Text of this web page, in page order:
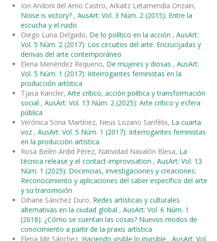
Ion Andoni del Amo Castro, Arkaitz Letamendia Onzain,
Noise is victory? , AusArt: Vol. 3 Núm. 2 (2015): Entre la
escucha y el ruido
Diego Luna Delgado, De lo político en la acción , AusArt:
Vol. 5 Núm. 2 (2017): Los circuitos del arte: Encrucijadas y
derivas del arte contemporáneo
Elena Menéndez Requeno, De mujeres y diosas , AusArt:
Vol. 5 Núm. 1 (2017): Interrogantes feministas en la
producción artística
Tjasa Kancler, Arte crítico, acción política y transformación
social , AusArt: Vol. 13 Núm. 2 (2025): Arte crítico y esfera
pública
Verónica Soria Martínez, Neus Lozano Sanfèlix, La cuarta
voz , AusArt: Vol. 5 Núm. 1 (2017): Interrogantes feministas
en la producción artística
Rosa Belén Ardid Pérez, Natividad Navalón Blesa, La
técnica release y el contact-improvisation , AusArt: Vol. 13
Núm. 1 (2025): Docencias, investigaciones y creaciones:
Reconocimiento y aplicaciones del saber específico del arte
y su transmisión
Oihane Sánchez Duro, Redes artísticas y culturales
alternativas en la ciudad global , AusArt: Vol. 6 Núm. 1
(2018): ¿Cómo se cuentan las cosas? Nuevos modos de
conocimiento a partir de la praxis artística
Elena Mir Sánchez, Haciendo visible lo invisible , AusArt: Vol.